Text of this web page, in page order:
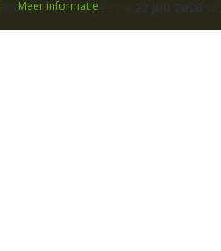
Bestellingen na
Meer informatie